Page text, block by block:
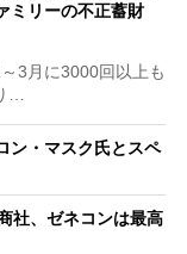
ミリーの不正蓄財
3月に3000回以上も
…
ン・マスク氏とスペ
社、ゼネコンは最高